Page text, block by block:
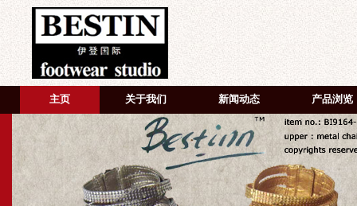
主页 关于我们 新闻动态 产品浏览